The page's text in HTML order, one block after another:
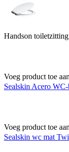
Handson
Voeg product toe
Sealskin Acero
Voeg product toe
Sealskin wc mat